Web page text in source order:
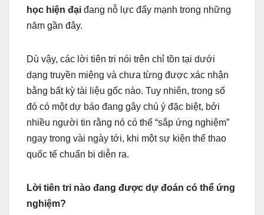
học hiện đại đang nỗ lực đẩy mạnh trong những
năm gần đây.
Dù vậy, các lời tiên tri nói trên chỉ tồn tại dưới
dạng truyền miệng và chưa từng được xác nhận
bằng bất kỳ tài liệu gốc nào. Tuy nhiên, trong số
đó có một dự báo đang gây chú ý đặc biệt, bởi
nhiều người tin rằng nó có thể “sắp ứng nghiệm”
ngay trong vài ngày tới, khi một sự kiện thể thao
quốc tế chuẩn bị diễn ra.
Lời tiên tri nào đang được dự đoán có thể ứng
nghiệm?